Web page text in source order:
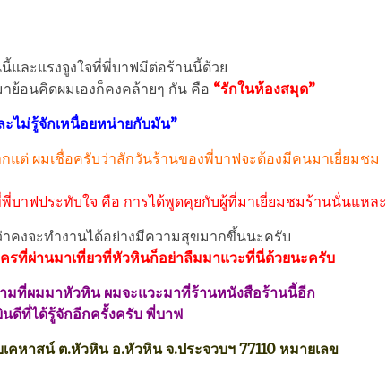
และแรงจูงใจที่พี่บาฟมีต่อร้านนี้ด้วย
ย้อนคิดผมเองก็คงคล้ายๆ กัน คือ “รักในห้องสมุด”
ะไม่รู้จักเหนื่อยหน่ายกับมัน”
แต่ ผมเชื่อครับว่าสักวันร้านของพี่บาฟจะต้องมีคนมาเยี่ยมชม
พี่บาฟประทับใจ คือ การได้พูดคุยกับผู้ที่มาเยี่ยมชมร้านนั่นแหละ
งจะทำงานได้อย่างมีความสุขมากขึ้นนะครับ
รที่ผ่านมาเที่ยวที่หัวหินก็อย่าลืมมาแวะที่นี่ด้วยนะครับ
ที่ผมมาหัวหิน ผมจะแวะมาที่ร้านหนังสือร้านนี้อีก
ดีที่ได้รู้จักอีกครั้งครับ พี่บาฟ
หาสน์ ต.หัวหิน อ.หัวหิน จ.ประจวบฯ 77110 หมายเลข